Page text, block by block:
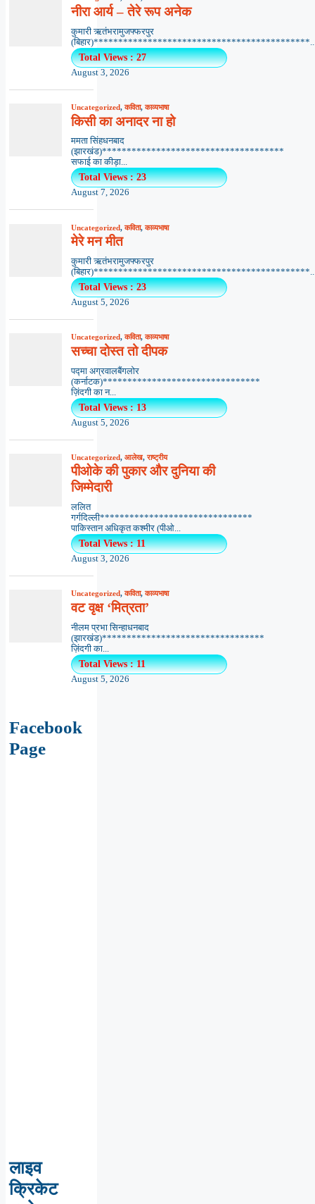
Facebook
Page
लाइव
क्रिकेट